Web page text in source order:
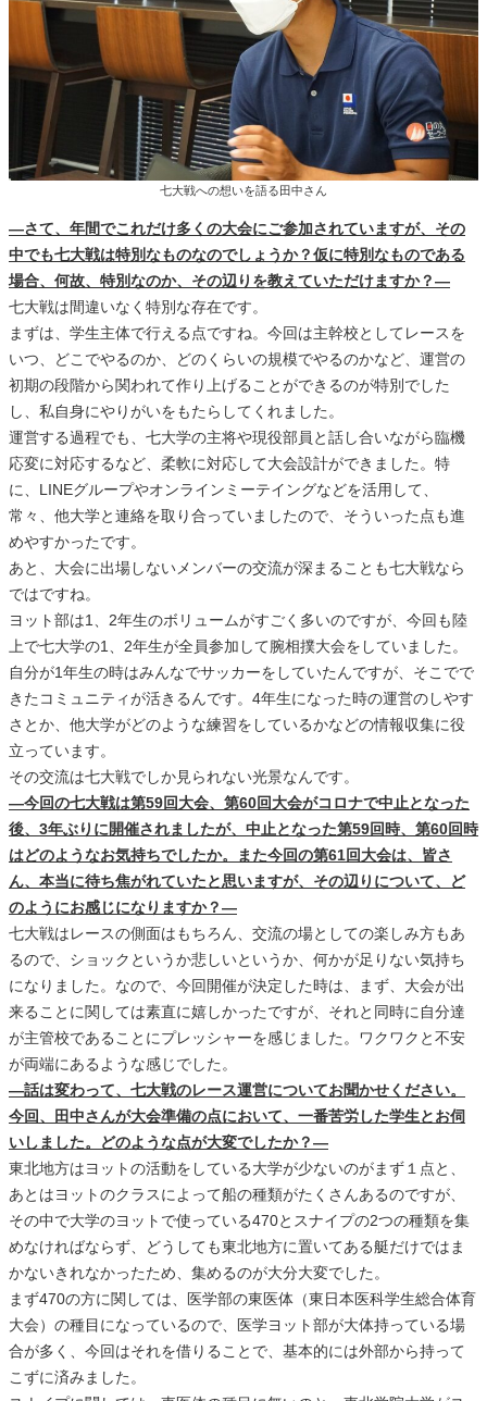
七大戦への想いを語る田中さん
―さて、年間でこれだけ多くの大会にご参加されていますが、その
中でも七大戦は特別なものなのでしょうか？仮に特別なものである
場合、何故、特別なのか、その辺りを教えていただけますか？―
七大戦は間違いなく特別な存在です。
まずは、学生主体で行える点ですね。今回は主幹校としてレースを
いつ、どこでやるのか、どのくらいの規模でやるのかなど、運営の
初期の段階から関われて作り上げることができるのが特別でした
し、私自身にやりがいをもたらしてくれました。
運営する過程でも、七大学の主将や現役部員と話し合いながら臨機
応変に対応するなど、柔軟に対応して大会設計ができました。特
に、LINEグループやオンラインミーテイングなどを活用して、
常々、他大学と連絡を取り合っていましたので、そういった点も進
めやすかったです。
あと、大会に出場しないメンバーの交流が深まることも七大戦なら
ではですね。
ヨット部は1、2年生のボリュームがすごく多いのですが、今回も陸
上で七大学の1、2年生が全員参加して腕相撲大会をしていました。
自分が1年生の時はみんなでサッカーをしていたんですが、そこでで
きたコミュニティが活きるんです。4年生になった時の運営のしやす
さとか、他大学がどのような練習をしているかなどの情報収集に役
立っています。
その交流は七大戦でしか見られない光景なんです。
―今回の七大戦は第59回大会、第60回大会がコロナで中止となった
後、3年ぶりに開催されましたが、中止となった第59回時、第60回時
はどのようなお気持ちでしたか。また今回の第61回大会は、皆さ
ん、本当に待ち焦がれていたと思いますが、その辺りについて、ど
のようにお感じになりますか？―
七大戦はレースの側面はもちろん、交流の場としての楽しみ方もあ
るので、ショックというか悲しいというか、何かが足りない気持ち
になりました。なので、今回開催が決定した時は、まず、大会が出
来ることに関しては素直に嬉しかったですが、それと同時に自分達
が主管校であることにプレッシャーを感じました。ワクワクと不安
が両端にあるような感じでした。
―話は変わって、七大戦のレース運営についてお聞かせください。
今回、田中さんが大会準備の点において、一番苦労した学生とお伺
いしました。どのような点が大変でしたか？―
東北地方はヨットの活動をしている大学が少ないのがまず１点と、
あとはヨットのクラスによって船の種類がたくさんあるのですが、
その中で大学のヨットで使っている470とスナイプの2つの種類を集
めなければならず、どうしても東北地方に置いてある艇だけではま
かないきれなかったため、集めるのが大分大変でした。
まず470の方に関しては、医学部の東医体（東日本医科学生総合体育
大会）の種目になっているので、医学ヨット部が大体持っている場
合が多く、今回はそれを借りることで、基本的には外部から持って
こずに済みました。